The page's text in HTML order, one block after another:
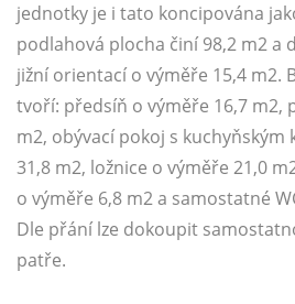
jednotky je i tato koncipována
podlahová plocha činí 98,2 m2 a
jižní orientací o výměře 15,4 m2.
tvoří: předsíň o výměře 16,7 m2,
m2, obývací pokoj s kuchyňským
31,8 m2, ložnice o výměře 21,0
o výměře 6,8 m2 a samostatné
Dle přání lze dokoupit
patře.